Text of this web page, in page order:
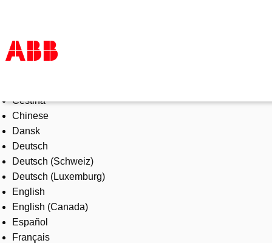
Products & Solutions
Industries
Services
About us
Where to buy
Contact us
Careers
Čeština
Chinese
Dansk
Deutsch
Deutsch (Schweiz)
Deutsch (Luxemburg)
English
English (Canada)
Español
Français